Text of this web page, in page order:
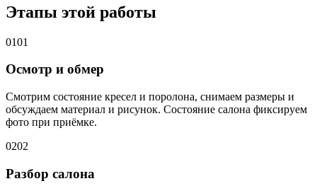
Этапы этой работы
0101
Осмотр и обмер
Смотрим состояние кресел и поролона, снимаем размеры и
обсуждаем материал и рисунок. Состояние салона фиксируем
фото при приёмке.
0202
Разбор салона